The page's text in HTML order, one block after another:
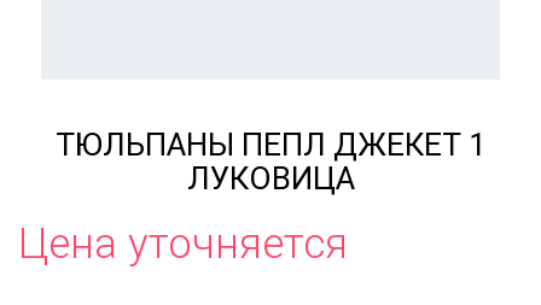
ТЮЛЬПАНЫ ПЕПЛ ДЖЕКЕТ 1
ЛУКОВИЦА
Цена уточняется